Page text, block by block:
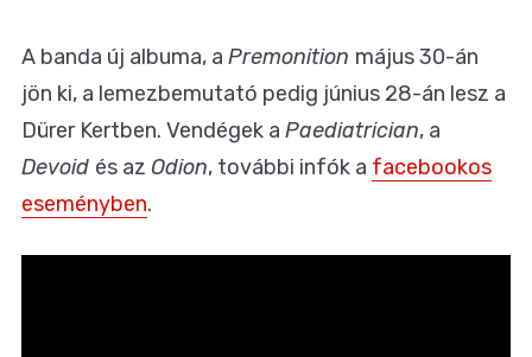
A banda új albuma, a Premonition május 30-án
jön ki, a lemezbemutató pedig június 28-án lesz a
Dürer Kertben. Vendégek a Paediatrician, a
Devoid és az Odion, további infók a facebookos
eseményben.